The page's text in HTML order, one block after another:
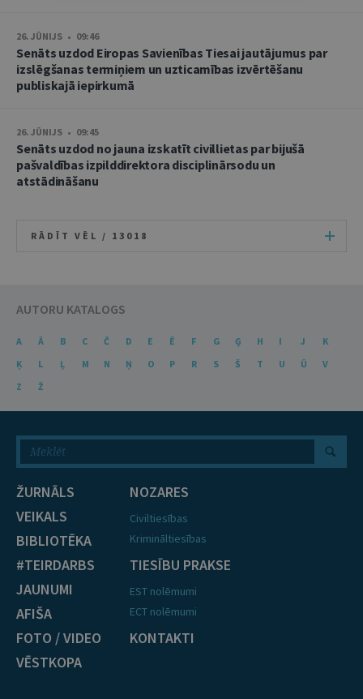
26. JŪNIJS • 09:46
Senāts uzdod Eiropas Savienības Tiesai jautājumus par
izslēgšanas termiņiem un uzticamības izvērtēšanu
publiskajā iepirkumā
26. JŪNIJS • 09:45
Senāts uzdod no jauna izskatīt civillietas par bijušā
pašvaldības izpilddirektora disciplinārsodu un
atstādināšanu
RĀDĪT VĒL / 13018
AUTORU KATALOGS
A Ā B C Č D E Ē F G Ģ H I J
K
Ķ
L Ļ M N Ņ O P R S Š T U Ū
V
Z
Ž
ŽURNĀLS
VEIKALS
BIBLIOTĒKA
#TEIRDARBS
JAUNUMI
AFIŠA
FOTO / VIDEO
VĒSTKOPA
NOZARES
Civiltiesības
Krimināltiesības
TIESĪBU PRAKSE
EST nolēmumi
ECT nolēmumi
KONTAKTI